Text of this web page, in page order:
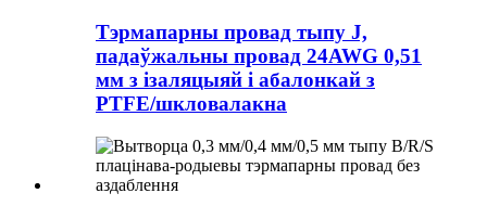
Тэрмапарны провад тыпу J,
падаўжальны провад 24AWG 0,51
мм з ізаляцыяй і абалонкай з
PTFE/шкловалакна